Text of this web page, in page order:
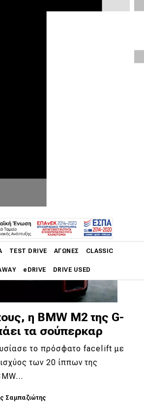
TEST DRIVE ΑΓΏΝΕΣ CLASSIC
eDRIVE DRIVE USED
η BMW M2 της G-
τα σούπερκαρ
το πρόσφατο facelift με
των 20 ίππων της
Σαμπαζιώτης